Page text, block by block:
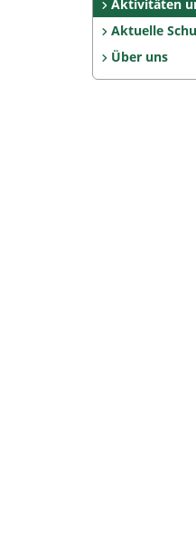
Aktivitäten
Aktuelle
Über uns